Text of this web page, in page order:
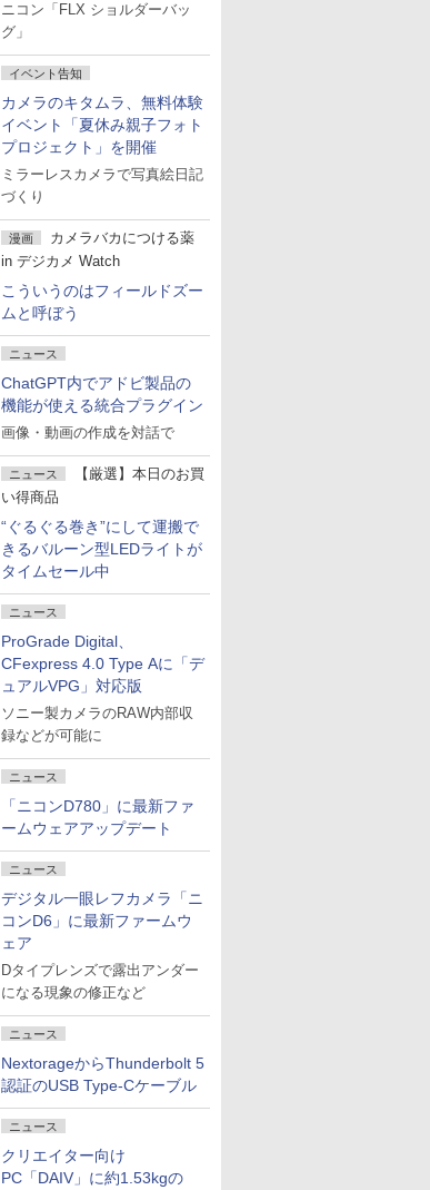
ニコン「FLX ショルダーバッ
グ」
イベント告知
カメラのキタムラ、無料体験
イベント「夏休み親子フォト
プロジェクト」を開催
ミラーレスカメラで写真絵日記
づくり
漫画
カメラバカにつける薬
in デジカメ Watch
こういうのはフィールドズー
ムと呼ぼう
ニュース
ChatGPT内でアドビ製品の
機能が使える統合プラグイン
画像・動画の作成を対話で
ニュース
【厳選】本日のお買
い得商品
“ぐるぐる巻き”にして運搬で
きるバルーン型LEDライトが
タイムセール中
ニュース
ProGrade Digital、
CFexpress 4.0 Type Aに「デ
ュアルVPG」対応版
ソニー製カメラのRAW内部収
録などが可能に
ニュース
「ニコンD780」に最新ファ
ームウェアアップデート
ニュース
デジタル一眼レフカメラ「ニ
コンD6」に最新ファームウ
ェア
Dタイプレンズで露出アンダー
になる現象の修正など
ニュース
NextorageからThunderbolt 5
認証のUSB Type-Cケーブル
ニュース
クリエイター向け
PC「DAIV」に約1.53kgの